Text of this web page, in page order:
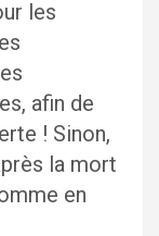
les
afin de
! Sinon,
la mort
en